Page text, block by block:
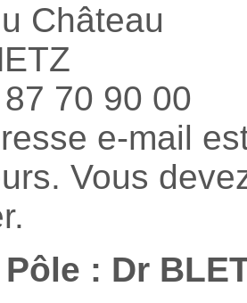
Château
70 90 00
e-mail
Vous
: Dr